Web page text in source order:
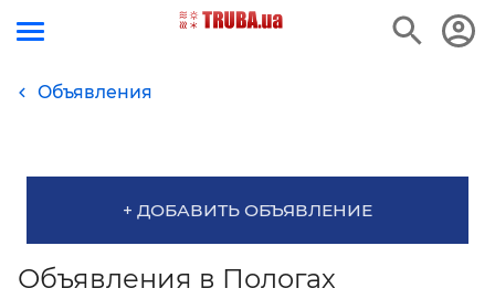
Объявления
+ ДОБАВИТЬ ОБЪЯВЛЕНИЕ
Объявления в Пологах